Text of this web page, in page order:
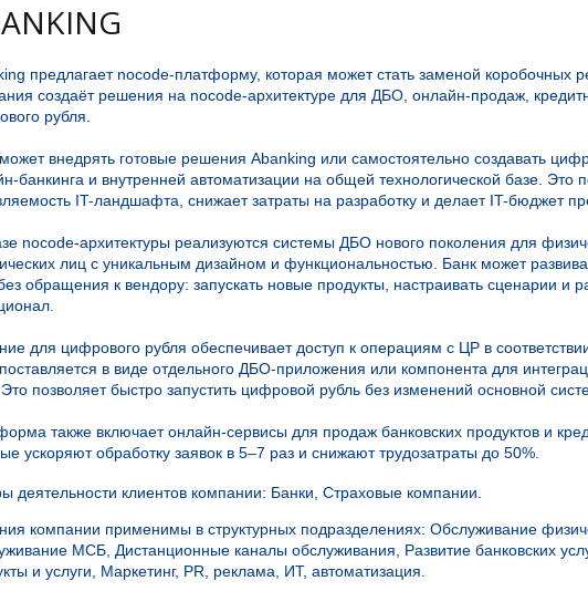
предлагает nocode-платформу, которая может стать заменой коробочных
создаёт решения на nocode-архитектуре для ДБО, онлайн-продаж,
рубля.
внедрять готовые решения Abanking или самостоятельно создавать
банкинга и внутренней автоматизации на общей технологической базе. Это
IT-ландшафта, снижает затраты на разработку и делает IT-бюджет
nocode-архитектуры реализуются системы ДБО нового поколения для
лиц с уникальным дизайном и функциональностью. Банк может
обращения к вендору: запускать новые продукты, настраивать сценарии и
для цифрового рубля обеспечивает доступ к операциям с ЦР в
в виде отдельного ДБО-приложения или компонента для
позволяет быстро запустить цифровой рубль без изменений основной
также включает онлайн-сервисы для продаж банковских продуктов и
ускоряют обработку заявок в 5–7 раз и снижают трудозатраты до 50%.
деятельности клиентов компании: Банки, Страховые компании.
компании применимы в структурных подразделениях: Обслуживание
МСБ, Дистанционные каналы обслуживания, Развитие банковских
и услуги, Маркетинг, PR, реклама, ИТ, автоматизация.